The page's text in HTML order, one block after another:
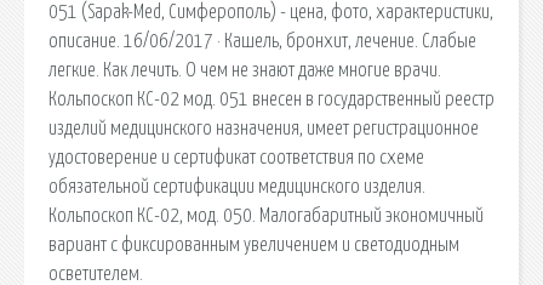
051 (Sapak-Med, Симферополь) - цена, фото, характеристики,
описание. 16/06/2017 · Кашель, бронхит, лечение. Слабые
легкие. Как лечить. О чем не знают даже многие врачи.
Кольпоскоп КС-02 мод. 051 внесен в государственный реестр
изделий медицинского назначения, имеет регистрационное
удостоверение и сертификат соответствия по схеме
обязательной сертификации медицинского изделия.
Кольпоскоп КС-02, мод. 050. Малогабаритный экономичный
вариант с фиксированным увеличением и светодиодным
осветителем.